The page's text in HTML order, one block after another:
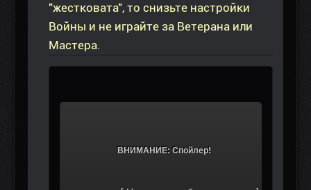
"жестковата", то снизьте настройки
Войны и не играйте за Ветерана или
Мастера.